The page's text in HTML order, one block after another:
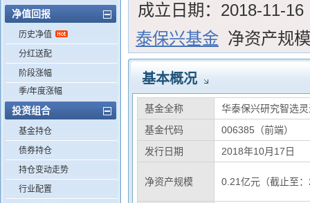
净值回报
历史净值
分红送配
阶段涨幅
季/年度涨幅
投资组合
基金持仓
债券持仓
持仓变动走势
行业配置
成立日期： 2018-11-16
泰保兴基金 净资产规
基本概况
基金全称
华泰保兴研究智选
基金代码
006385（前端）
发行日期
2018年10月17日
净资产规模 0.21亿元（截止至